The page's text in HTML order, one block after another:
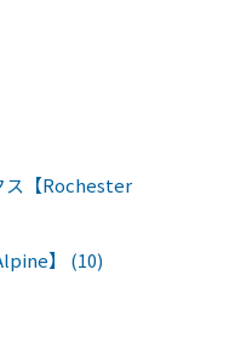
ス【Rochester
】 (10)